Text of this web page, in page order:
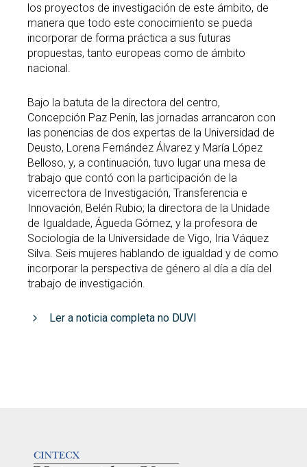
los proyectos de investigación de este ámbito, de
manera que todo este conocimiento se pueda
incorporar de forma práctica a sus futuras
propuestas, tanto europeas como de ámbito
nacional.
Bajo la batuta de la directora del centro,
Concepción Paz Penín, las jornadas arrancaron con
las ponencias de dos expertas de la Universidad de
Deusto, Lorena Fernández Álvarez y María López
Belloso, y, a continuación, tuvo lugar una mesa de
trabajo que contó con la participación de la
vicerrectora de Investigación, Transferencia e
Innovación, Belén Rubio; la directora de la Unidade
de Igualdade, Águeda Gómez, y la profesora de
Sociología de la Universidade de Vigo, Iria Váquez
Silva. Seis mujeres hablando de igualdad y de como
incorporar la perspectiva de género al día a día del
trabajo de investigación.
Ler a noticia completa no DUVI